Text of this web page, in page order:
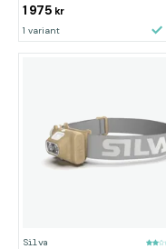
1 975 kr
1 variant
Silva